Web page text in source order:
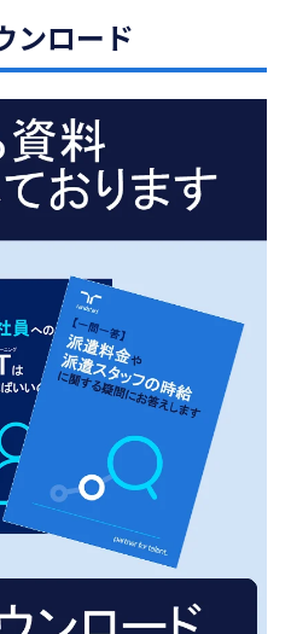
ンロード